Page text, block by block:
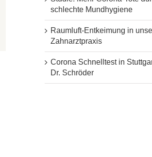
schlechte Mundhygiene
Raumluft-Entkeimung in
Zahnarztpraxis
Corona Schnelltest in
Dr. Schröder